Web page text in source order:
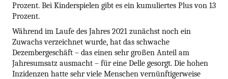
Prozent. Bei Kinderspielen gibt es ein kumuliertes Plus von 13
Prozent.
Während im Laufe des Jahres 2021 zunächst noch ein
Zuwachs verzeichnet wurde, hat das schwache
Dezembergeschäft – das einen sehr großen Anteil am
Jahresumsatz ausmacht – für eine Delle gesorgt. Die hohen
Inzidenzen hatte sehr viele Menschen vernünftigerweise